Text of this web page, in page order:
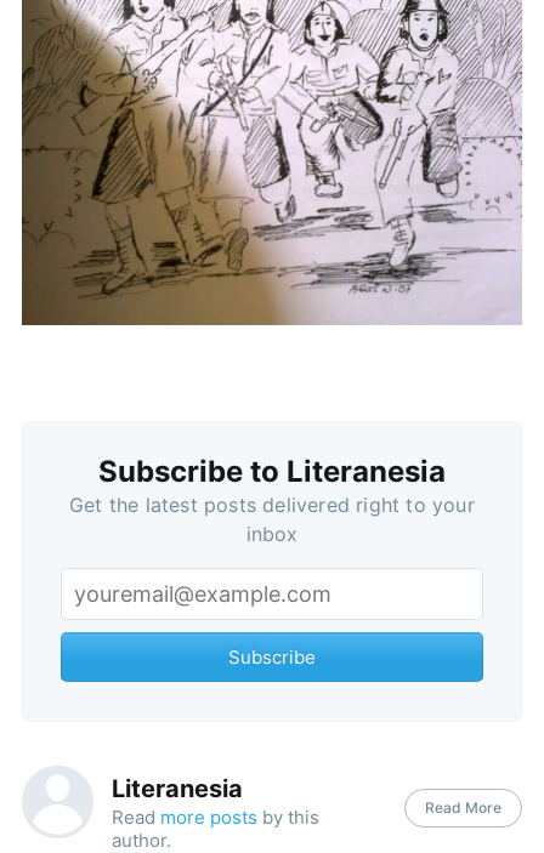
Subscribe to Literanesia
Get the latest posts delivered right to your
inbox
Subscribe
Literanesia
Read more posts by this
author.
Read More
Subscribe